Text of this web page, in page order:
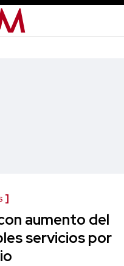
aumento del
servicios por